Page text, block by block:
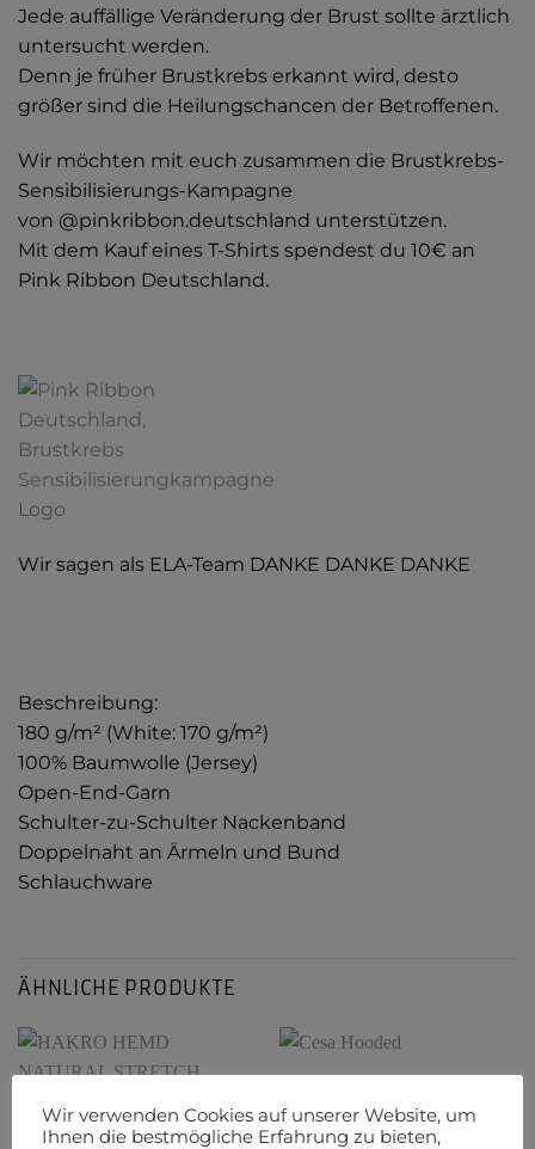
Jede auffällige Veränderung der Brust sollte ärztlich
untersucht werden.
Denn je früher Brustkrebs erkannt wird, desto
größer sind die Heilungschancen der Betroffenen.
Wir möchten mit euch zusammen die Brustkrebs-
Sensibilisierungs-Kampagne
von @pinkribbon.deutschland unterstützen.
Mit dem Kauf eines T-Shirts spendest du 10€ an
Pink Ribbon Deutschland.
Wir sagen als ELA-Team DANKE DANKE DANKE
Beschreibung:
180 g/m² (White: 170 g/m²)
100% Baumwolle (Jersey)
Open-End-Garn
Schulter-zu-Schulter Nackenband
Doppelnaht an Ärmeln und Bund
Schlauchware
ÄHNLICHE PRODUKTE
Wir verwenden Cookies auf unserer Website, um
Ihnen die bestmögliche Erfahrung zu bieten,